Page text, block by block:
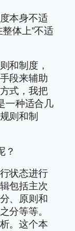
本身不适
体上”不适
和制度，
段来辅助
式，我把
一种适合几
则和制
？
状态进行
包括主次
、原则和
分等等。
。这个本